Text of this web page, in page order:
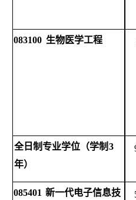
083100 生物医学工程
全日制专业学位（学制 3
年）
085401 新一代电子信息技